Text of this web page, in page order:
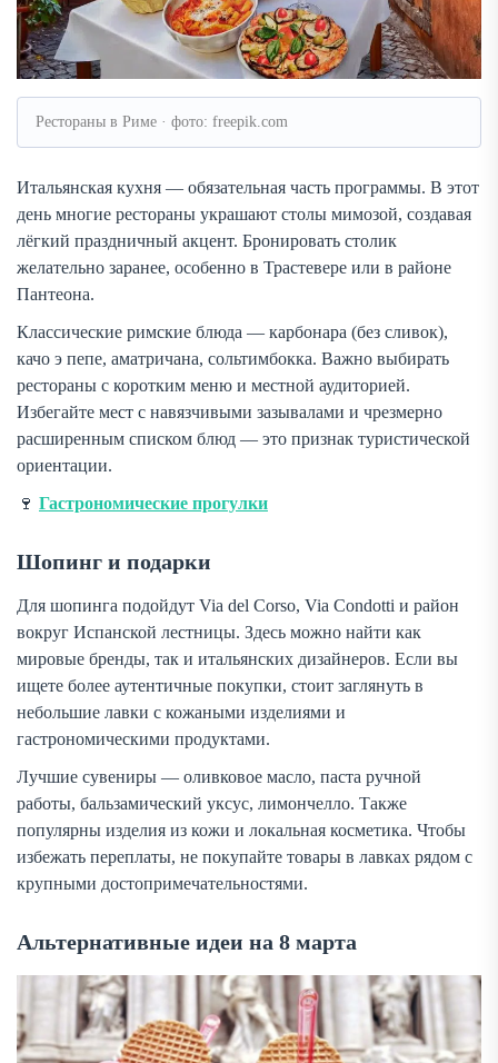
Рестораны в Риме · фото: freepik.com
Итальянская кухня — обязательная часть программы. В этот
день многие рестораны украшают столы мимозой, создавая
лёгкий праздничный акцент. Бронировать столик
желательно заранее, особенно в Трастевере или в районе
Пантеона.
Классические римские блюда — карбонара (без сливок),
качо э пепе, аматричана, сольтимбокка. Важно выбирать
рестораны с коротким меню и местной аудиторией.
Избегайте мест с навязчивыми зазывалами и чрезмерно
расширенным списком блюд — это признак туристической
ориентации.
🍷 Гастрономические прогулки
Шопинг и подарки
Для шопинга подойдут Via del Corso, Via Condotti и район
вокруг Испанской лестницы. Здесь можно найти как
мировые бренды, так и итальянских дизайнеров. Если вы
ищете более аутентичные покупки, стоит заглянуть в
небольшие лавки с кожаными изделиями и
гастрономическими продуктами.
Лучшие сувениры — оливковое масло, паста ручной
работы, бальзамический уксус, лимончелло. Также
популярны изделия из кожи и локальная косметика. Чтобы
избежать переплаты, не покупайте товары в лавках рядом с
крупными достопримечательностями.
Альтернативные идеи на 8 марта